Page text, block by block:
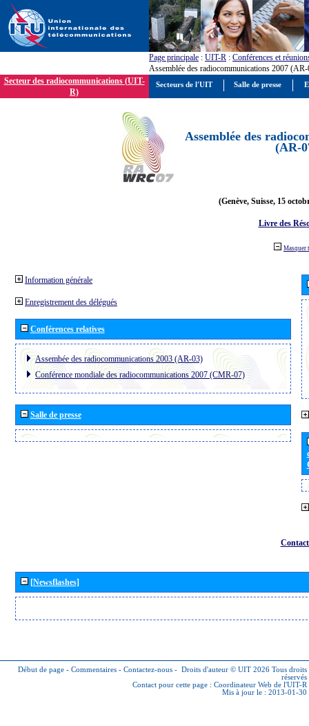
Page principale : UIT-R : Conférences et
Assemblée des radiocommunications 2007
Secteur des radiocommunications (UIT-
R)
Assemblée des
(AR-
(Genève, Suisse, 15
Livre des
Masquer
Information générale
Enregistrement des délégués
Conférences relatives
Assembée des radiocommunications 2003 (AR-03)
Conférence mondiale des radiocommunications 2007 (CMR-07)
Salle de presse
[Newsflashes]
Début de page - Commentaires - Contactez-nous - Droits d'auteur © UIT 2026 Tous droits
réservés
Contact pour cette page : Coordinateur Web de l'UIT-R
Mis à jour le : 2013-01-30
Secteurs de l'UIT Salle de presse